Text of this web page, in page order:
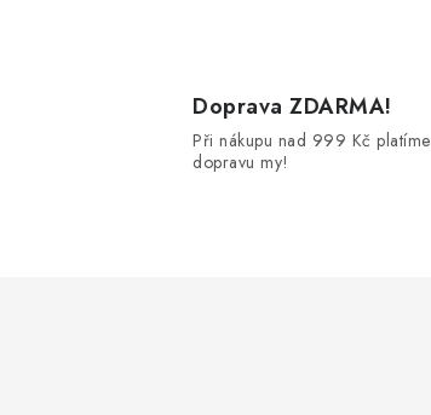
Doprava ZDARMA!
Při nákupu nad 999 Kč platíme
dopravu my!